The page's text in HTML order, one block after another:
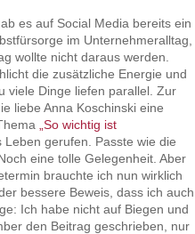
es auf Social Media bereits ein
im Unternehmeralltag,
wollte nicht daraus werden.
die zusätzliche Energie und
viele Dinge liefen parallel. Zur
liebe Anna Koschinski eine
„So wichtig ist
gerufen. Passte wie die
eine tolle Gelegenheit. Aber
brauchte ich nun wirklich
bessere Beweis, dass ich auch
Ich habe nicht auf Biegen und
den Beitrag geschrieben, nur